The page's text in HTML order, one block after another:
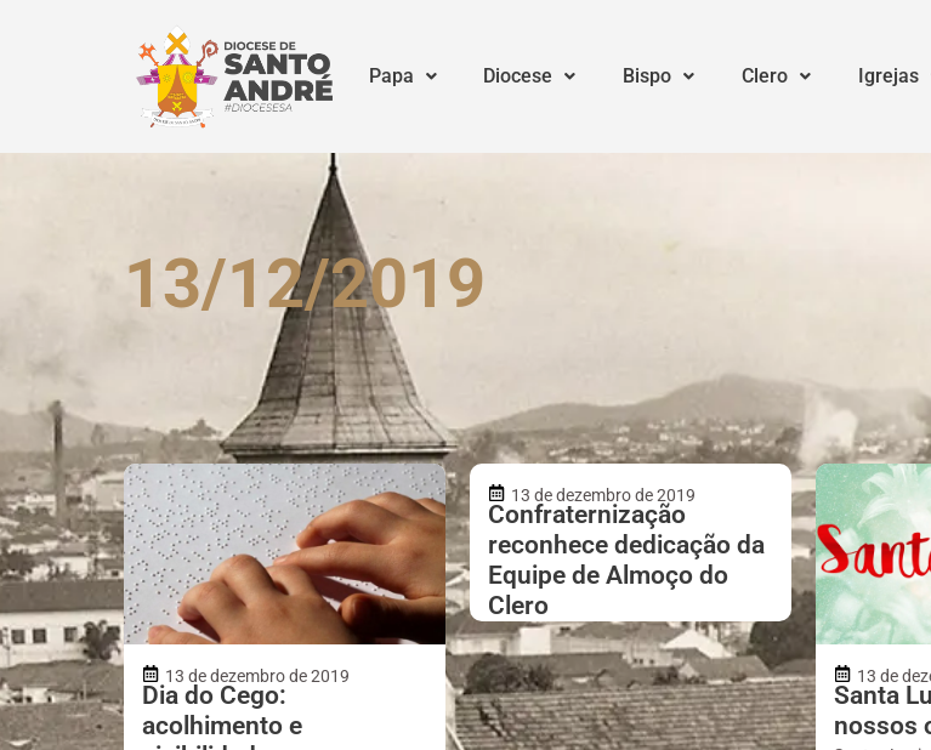
Papa Diocese Bispo Clero Igrejas
13/12/2019
13 de dezembro de 2019
Dia do Cego:
acolhimento e
13 de dezembro de 2019
Confraternização
reconhece dedicação da
Equipe de Almoço do
Clero
13 de
Santa
nossos